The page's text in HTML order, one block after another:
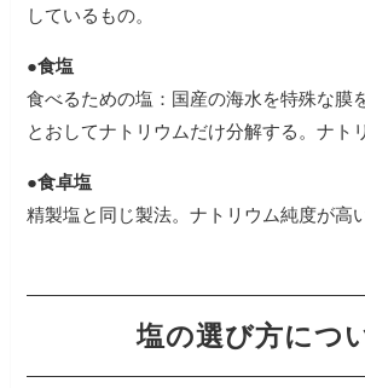
しているもの。
●食塩
食べるための塩：国産の海水を特殊な膜
とおしてナトリウムだけ分解する。ナト
●食卓塩
精製塩と同じ製法。ナトリウム純度が高
塩の選び方につ